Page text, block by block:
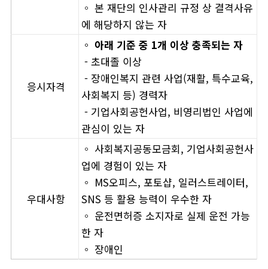
◦ 본 재단의 인사관리 규정 상 결격사유
에 해당하지 않는 자
응시자격
◦ 아래 기준 중 1개 이상 충족되는 자
- 초대졸 이상
- 장애인복지 관련 사업(재활, 특수교육,
사회복지 등) 경력자
- 기업사회공헌사업, 비영리법인 사업에
관심이 있는 자
우대사항
◦ 사회복지공동모금회, 기업사회공헌사
업에 경험이 있는 자
◦ MS오피스, 포토샵, 일러스트레이터,
SNS 등 활용 능력이 우수한 자
◦ 운전면허증 소지자로 실제 운전 가능
한 자
◦ 장애인